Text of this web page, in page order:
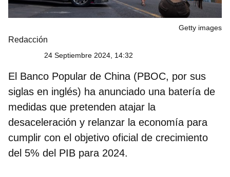
Getty images
Redacción
24 Septiembre 2024, 14:32
El Banco Popular de China (PBOC, por sus
siglas en inglés) ha anunciado una batería de
medidas que pretenden atajar la
desaceleración y relanzar la economía para
cumplir con el objetivo oficial de crecimiento
del 5% del PIB para 2024.